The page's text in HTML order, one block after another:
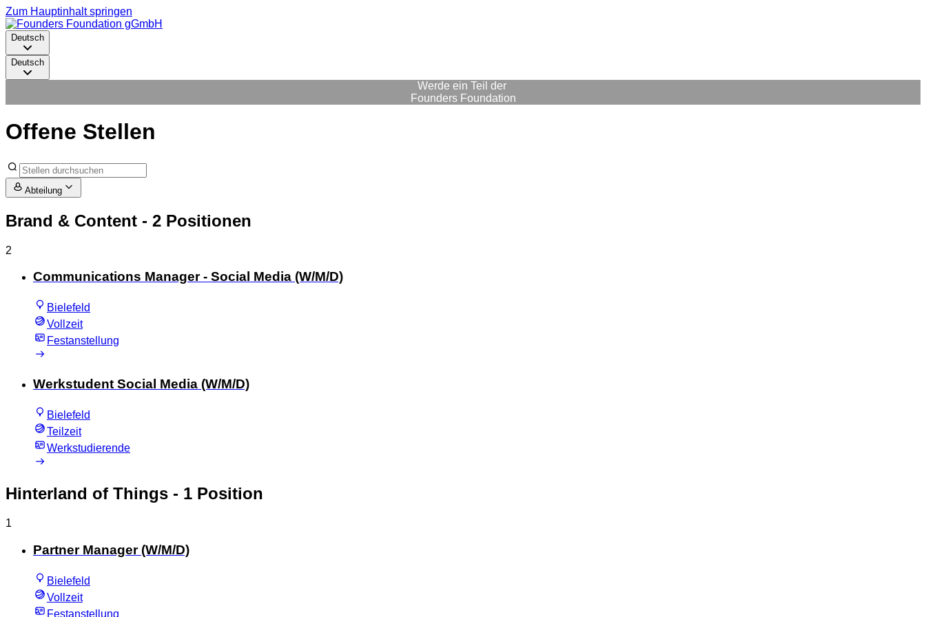
Zum Hauptinhalt springen
Deutsch
Deutsch
Werde ein Teil der
Founders Foundation
Offene Stellen
Abteilung
Brand & Content - 2 Positionen
2
Communications Manager - Social Media (W/M/D)
Bielefeld
Vollzeit
Festanstellung
Werkstudent Social Media (W/M/D)
Bielefeld
Teilzeit
Werkstudierende
Hinterland of Things - 1 Position
1
Partner Manager (W/M/D)
Bielefeld
Vollzeit
Festanstellung